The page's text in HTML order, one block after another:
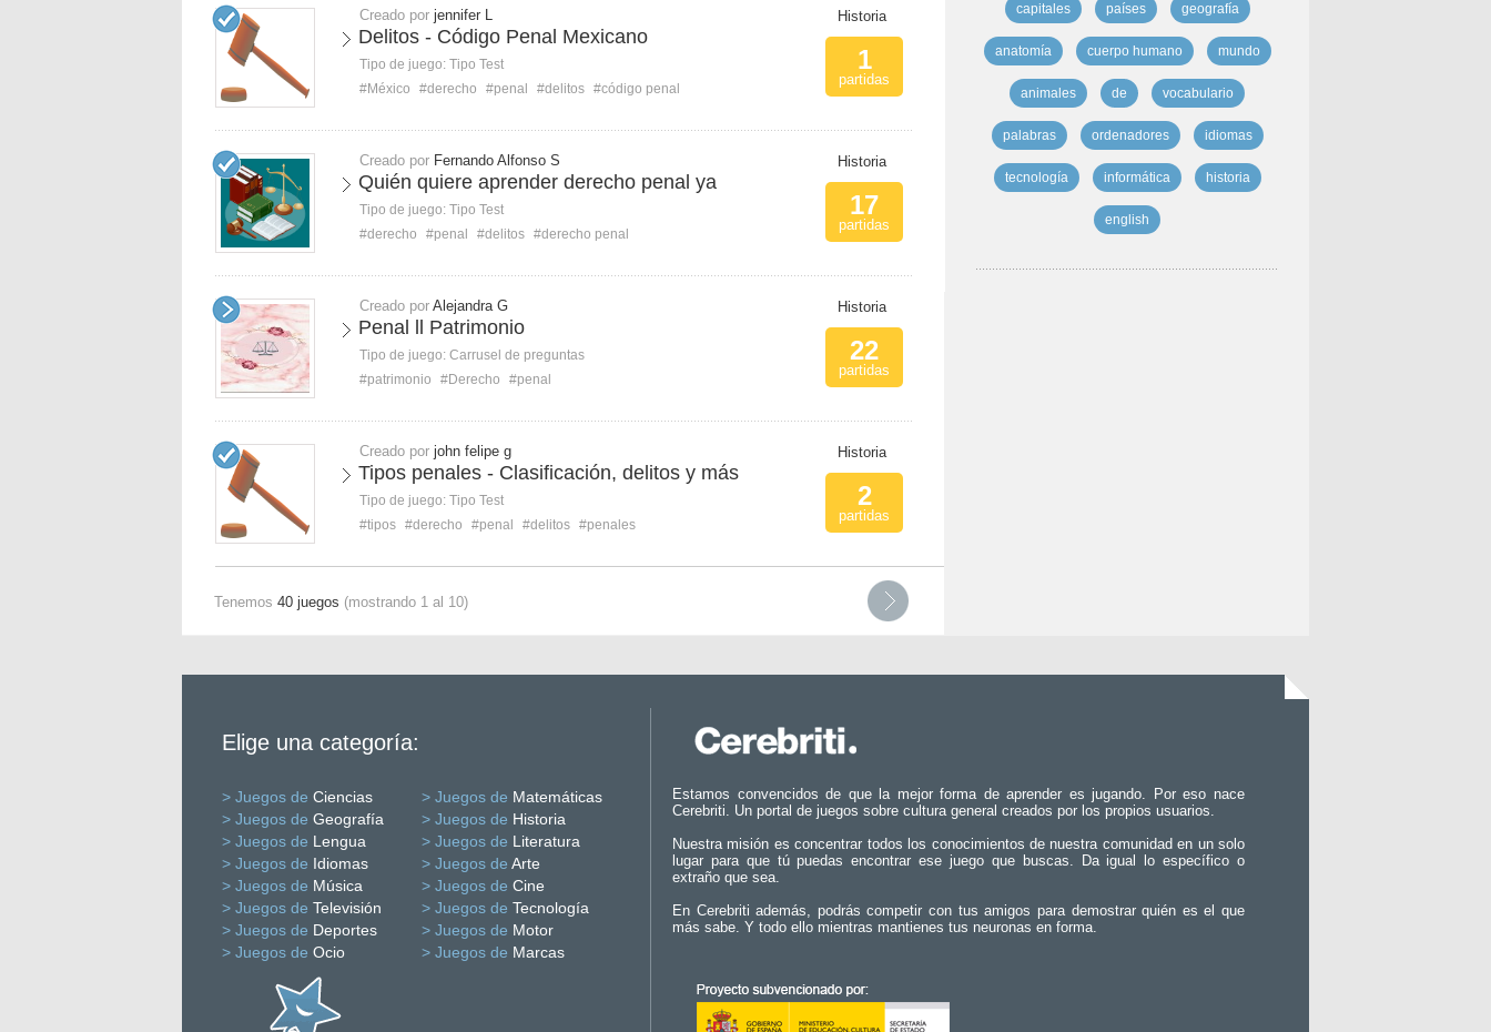
Creado por jennifer L
Delitos - Código Penal Mexicano
Tipo de juego: Tipo Test
#México
#derecho #penal #delitos #código penal
Historia
1
partidas
Creado por Fernando Alfonso S
Quién quiere aprender derecho penal ya
Tipo de juego: Tipo Test
#derecho
#penal #delitos #derecho penal
Historia
17
partidas
Creado por Alejandra G
Penal ll Patrimonio
Tipo de juego: Carrusel de preguntas
#patrimonio
#Derecho #penal
Historia
22
partidas
Creado por john felipe g
Tipos penales - Clasificación, delitos y más
Tipo de juego: Tipo Test
#tipos #derecho #penal #delitos #penales
Historia
2
partidas
Tenemos 40 juegos (mostrando 1 al 10)
capitales países geografía
anatomía cuerpo humano mundo
animales de vocabulario
palabras ordenadores idiomas
tecnología informática historia
english
Elige una categoría:
> Juegos de Ciencias > Juegos de Matemáticas
> Juegos de Geografía > Juegos de Historia
> Juegos de Lengua > Juegos de Literatura
> Juegos de Idiomas > Juegos de Arte
> Juegos de Música > Juegos de Cine
> Juegos de Televisión > Juegos de Tecnología
> Juegos de Deportes > Juegos de Motor
> Juegos de Ocio > Juegos de Marcas
Estamos convencidos de que la mejor forma de aprender es jugando. Por eso nace
Cerebriti. Un portal de juegos sobre cultura general creados por los propios usuarios.
Nuestra misión es concentrar todos los conocimientos de nuestra comunidad en un solo
lugar para que tú puedas encontrar ese juego que buscas. Da igual lo específico o
extraño que sea.
En Cerebriti además, podrás competir con tus amigos para demostrar quién es el que
más sabe. Y todo ello mientras mantienes tus neuronas en forma.